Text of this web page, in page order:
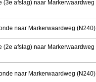
(3e afslag) naar Markerwaardweg
naar Markerwaardweg (N240)
(2e afslag) naar Markerwaardweg
naar Markerwaardweg (N240)